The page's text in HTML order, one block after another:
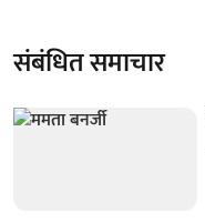
संबंधित समाचार